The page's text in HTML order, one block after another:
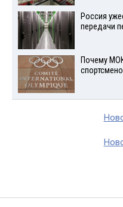
Россия
передачи
Почему